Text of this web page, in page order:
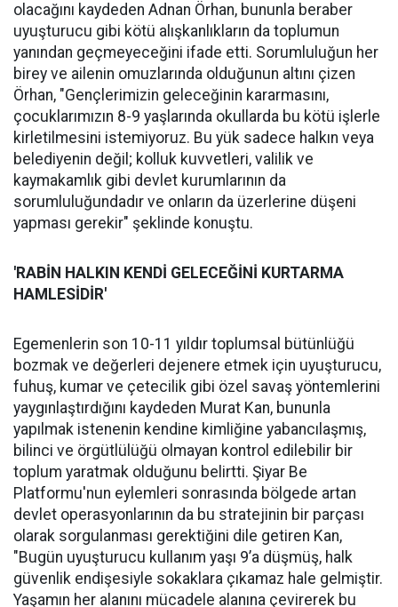
olacağını kaydeden Adnan Örhan, bununla beraber
uyuşturucu gibi kötü alışkanlıkların da toplumun
yanından geçmeyeceğini ifade etti. Sorumluluğun her
birey ve ailenin omuzlarında olduğunun altını çizen
Örhan, "Gençlerimizin geleceğinin kararmasını,
çocuklarımızın 8-9 yaşlarında okullarda bu kötü işlerle
kirletilmesini istemiyoruz. Bu yük sadece halkın veya
belediyenin değil; kolluk kuvvetleri, valilik ve
kaymakamlık gibi devlet kurumlarının da
sorumluluğundadır ve onların da üzerlerine düşeni
yapması gerekir" şeklinde konuştu.
'RABİN HALKIN KENDİ GELECEĞİNİ KURTARMA
HAMLESİDİR'
Egemenlerin son 10-11 yıldır toplumsal bütünlüğü
bozmak ve değerleri dejenere etmek için uyuşturucu,
fuhuş, kumar ve çetecilik gibi özel savaş yöntemlerini
yaygınlaştırdığını kaydeden Murat Kan, bununla
yapılmak istenenin kendine kimliğine yabancılaşmış,
bilinci ve örgütlülüğü olmayan kontrol edilebilir bir
toplum yaratmak olduğunu belirtti. Şiyar Be
Platformu'nun eylemleri sonrasında bölgede artan
devlet operasyonlarının da bu stratejinin bir parçası
olarak sorgulanması gerektiğini dile getiren Kan,
"Bugün uyuşturucu kullanım yaşı 9’a düşmüş, halk
güvenlik endişesiyle sokaklara çıkamaz hale gelmiştir.
Yaşamın her alanını mücadele alanına çevirerek bu